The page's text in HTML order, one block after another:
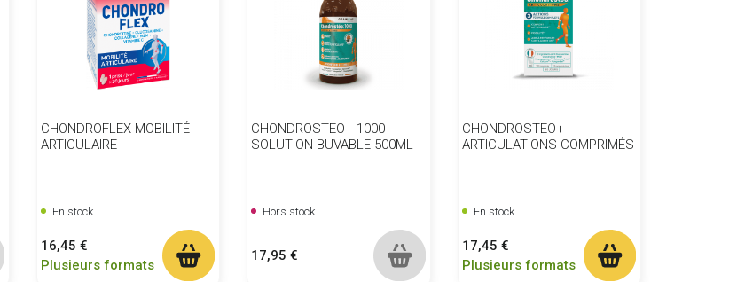
CHONDROFLEX MOBILITÉ
ARTICULAIRE
En stock
Prix
16,45 €
Plusieurs formats
CHONDROSTEO+ 1000
SOLUTION BUVABLE 500ML
Hors stock
Prix
17,95 €
CHONDROSTEO+
ARTICULATIONS COMPRIMÉS
En stock
Prix
17,45 €
Plusieurs formats